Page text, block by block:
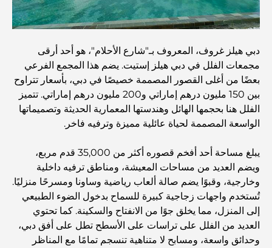
أفضل المدارس في دبي مارينا: دليل مناسب للعائلات
مطاعم في دبي هيلز: أفضل أماكن تناول الطعام في مركز متنامٍ
أفضل ملاعب الجولف للبطولات في دبي
فاخرة على شاطئ البحر
أفضل البنوك في دبي للمقيمين الأجانب: دليل مصرفي شامل
أفضل مطاعم شرائح اللحم في دبي: دليل لعشاق اللحوم
دبي هيلز غروف، المعروف بـ"شارع الأحلام"، هو أحد أرقى
مجمعات الفلل في دبي هيلز إستيت. يضم هذا المجمع الفرعي
بعضًا من أغلى القصور المصممة خصيصًا في دبي، بأسعار تتراوح
بين 150 مليون درهم إماراتي و200 مليون درهم إماراتي. تتميز
الفلل هنا بحجمها الهائل وهندستها المعمارية الحديثة وتصميماتها
الواسعة المصممة لحياة عائلية مميزة وترفيه فاخر.
يبلغ مساحة أحد أفخم قصوره أكثر من 35,000 قدم مربع،
ويضم العديد من مساحات المعيشة، ومناطق ترفيه داخلية
وخارجية، وقبوًا يضم صالة ألعاب رياضية وساونا ومسرحًا منزليًا.
تُستخدم واجهات زجاجية كبيرة للسماح بدخول الضوء الطبيعي
إلى المنزل، مما يخلق جوًا من الانفتاح والسكينة. كما تحتوي
العديد من الفلل على تراسات على الأسطح تطل على أفق دبي،
وحدائق واسعة، ومسابح لا متناهية تنسجم تمامًا مع المناظر